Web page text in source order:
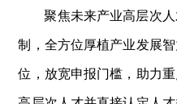
聚焦未来产业高层次
制，全方位厚植产业发展
位，放宽申报门槛，助力